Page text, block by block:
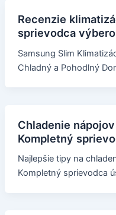
Recenzie
sprievodca
Samsung Slim
Chladný a Pohodlný
Chladenie
Kompletný
Najlepšie tipy na
Kompletný sprievodca